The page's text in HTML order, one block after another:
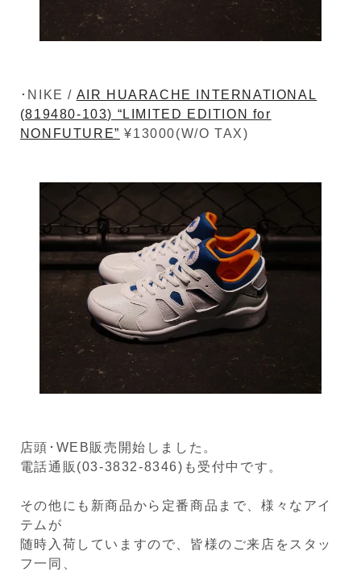
･NIKE / AIR HUARACHE INTERNATIONAL
(819480-103) “LIMITED EDITION for
NONFUTURE” ¥13000(W/O TAX)
店頭･WEB販売開始しました。
電話通販(03-3832-8346)も受付中です。
その他にも新商品から定番商品まで、様々なアイ
テムが
随時入荷していますので、皆様のご来店をスタッ
フ一同、